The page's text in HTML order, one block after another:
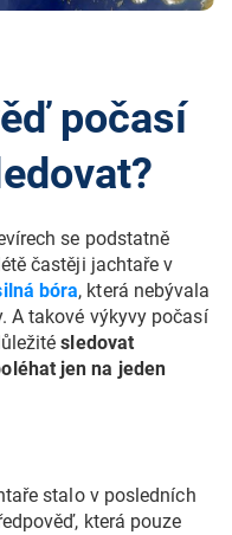
počasí
se podstatně
častěji jachtaře v
bóra, která nebývala
A takové výkyvy počasí
sledovat
jen na jeden
stalo v posledních
která pouze